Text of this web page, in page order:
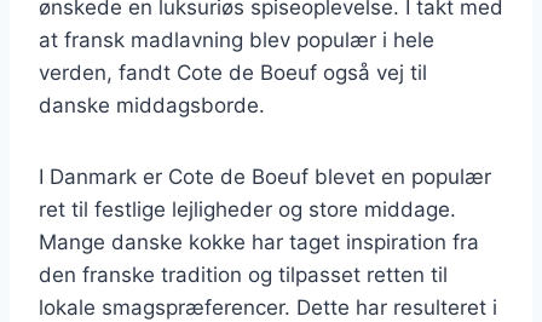
ønskede en luksuriøs spiseoplevelse. I takt med
at fransk madlavning blev populær i hele
verden, fandt Cote de Boeuf også vej til
danske middagsborde.
I Danmark er Cote de Boeuf blevet en populær
ret til festlige lejligheder og store middage.
Mange danske kokke har taget inspiration fra
den franske tradition og tilpasset retten til
lokale smagspræferencer. Dette har resulteret i